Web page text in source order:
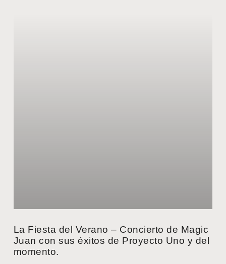
La Fiesta del Verano – Concierto de Magic
Juan con sus éxitos de Proyecto Uno y del
momento.